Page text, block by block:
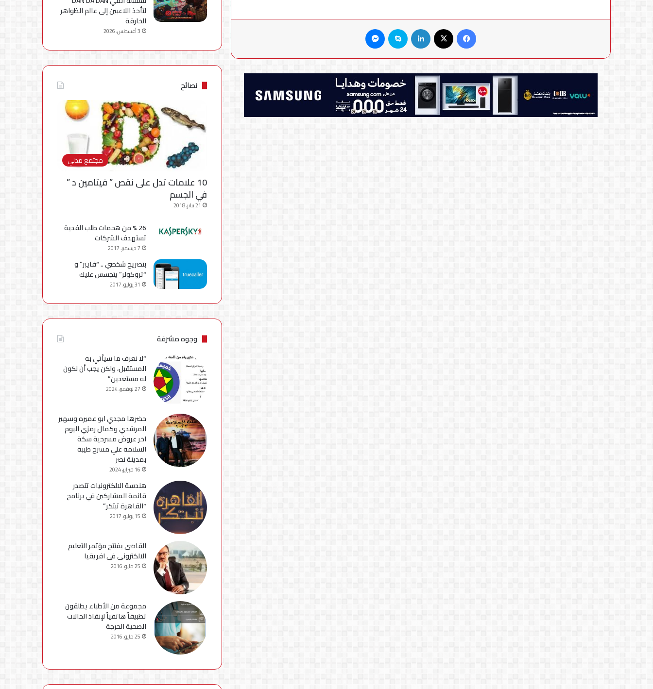
فيسبوك لينكدإن سكايب
لتأخذ اللاعبين إلى عالم الظواهر
الخارقة
3 أغسطس، 2026
نصائح
مجتمع مدني
10 علامات تدل على نقص ” فيتامين د ”
في الجسم
21 يناير، 2018
26 % من هجمات طلب الفدية
تستهدف الشركات
7 ديسمبر، 2017
بتصريح شخصي .. “فايبر” و
“تروكولر” يتجسس عليك
31 يوليو، 2017
وجوه مشرفة
“لا نعرف ما سيأتي به
المستقبل، ولكن يجب أن نكون
له مستعدين”
27 نوفمبر، 2024
حضرها مجدي ابو عميره وسهير
المرشدي وكمال رمزي اليوم
اخر عروض مسرحية سكة
السلامة علي مسرح طيبة
بمدينة نصر
16 فبراير، 2024
هندسة الالكترونيات تتصدر
قائمة المشاركين في برنامج
“القاهرة تبتكر”
15 يوليو، 2017
القاضى يفتتح مؤتمر التعليم
الالكترونى فى افريقيا
25 مايو، 2016
مجموعة من الأطباء يطلقون
تطبيقاً هاتفياً لإنقاذ الحالات
الصحية الحرجة
25 مايو، 2016